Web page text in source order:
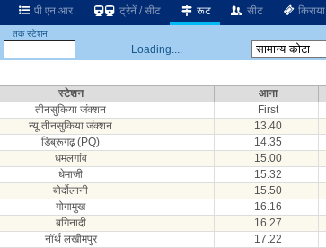
पी एन आर ट्रेनें / सीट रूट सीट किराया
तक स्टेशन
Loading....
स्टेशन आना
तीनसुकिया जंक्शन First
न्यू तीनसुकिया जंक्शन 13.40
डिब्रूगढ़ (PQ) 14.35
धमलगांव 15.00
धेमाजी 15.32
बोर्दोलानी 15.50
गोगामुख 16.16
बगिनादी 16.27
नॉर्थ लखीमपुर 17.22